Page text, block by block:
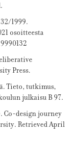
1999.
osoitteesta
Press.
Tieto, tutkimus,
julkaisu B 97.
Co-design journey
Retrieved April